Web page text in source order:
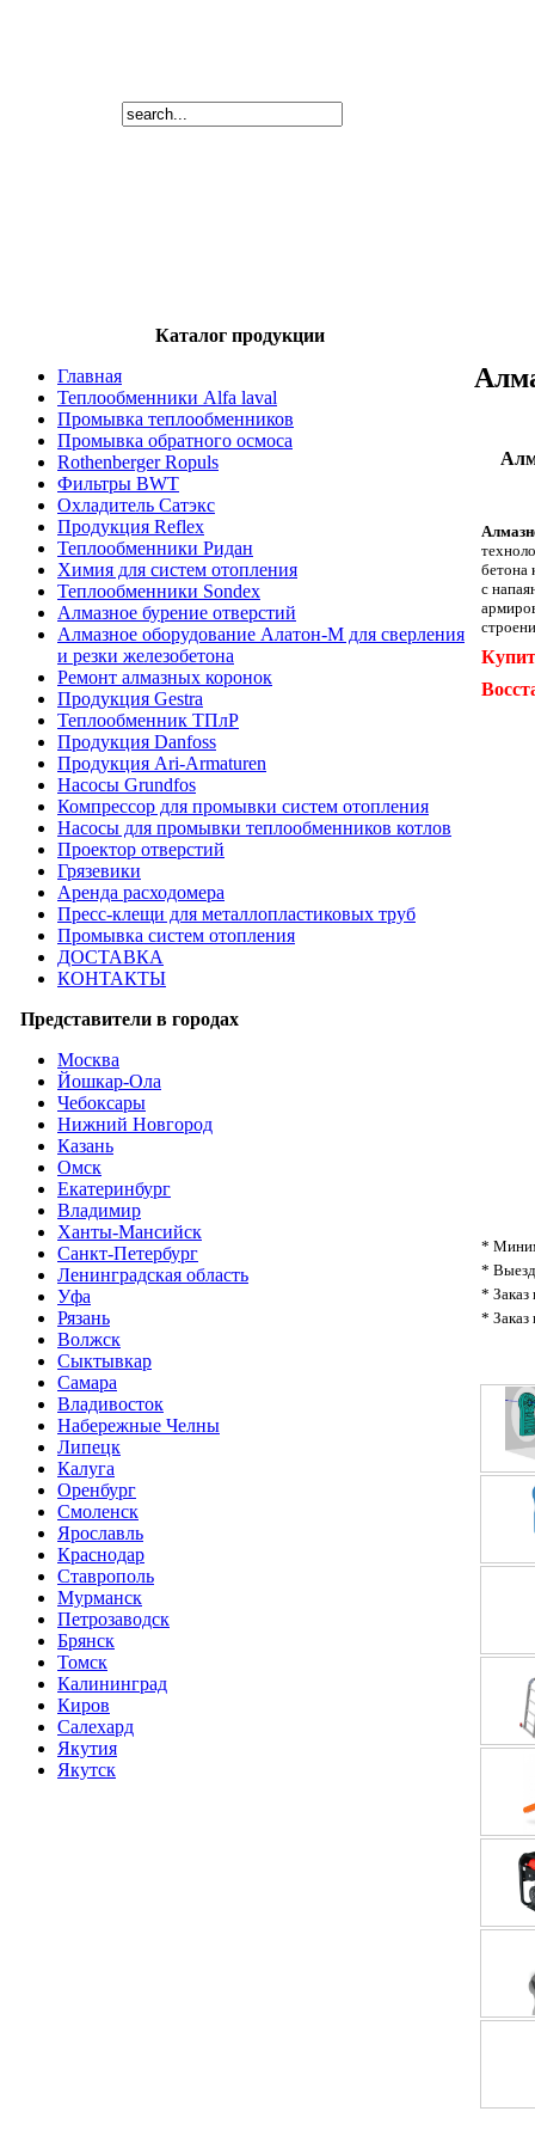
Каталог продукции
Главная
Теплообменники Alfa laval
Промывка теплообменников
Промывка обратного осмоса
Rothenberger Ropuls
Фильтры BWT
Охладитель Сатэкс
Продукция Reflex
Теплообменники Ридан
Химия для систем отопления
Теплообменники Sondex
Алмазное бурение отверстий
Алмазное оборудование Алатон-М для сверления
и резки железобетона
Ремонт алмазных коронок
Продукция Gestra
Теплообменник ТПлР
Продукция Danfoss
Продукция Ari-Armaturen
Насосы Grundfos
Компрессор для промывки систем отопления
Насосы для промывки теплообменников котлов
Проектор отверстий
Грязевики
Аренда расходомера
Пресс-клещи для металлопластиковых труб
Промывка систем отопления
ДОСТАВКА
КОНТАКТЫ
Представители в городах
Москва
Йошкар-Ола
Чебоксары
Нижний Новгород
Казань
Омск
Екатеринбург
Владимир
Ханты-Мансийск
Санкт-Петербург
Ленинградская область
Уфа
Рязань
Волжск
Сыктывкар
Самара
Владивосток
Набережные Челны
Липецк
Калуга
Оренбург
Смоленск
Ярославль
Краснодар
Ставрополь
Мурманск
Петрозаводск
Брянск
Томск
Калининград
Киров
Салехард
Якутия
Якутск
бетона
с
*
* Выезд
* Заказ
* Заказ